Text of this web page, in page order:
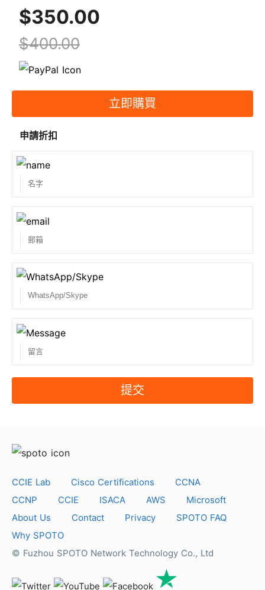
證供應商更改考試中的問題，我們的產品將相應更新。
5.你們的更新是免費的嗎？
我們在您的服務時間內提供免費更新。 我們建議您至少
練習三天題庫。
如果您的服務期屆滿，您可以支付費用以延長您的服務
期
7.題庫格式是什麼？
器上練習書面題庫。
8.如何練習題庫？
每天 24 小時提供研究/審查訪問權限。 付款後我們會
發送一個賬號登錄遠程服務器。
在一些特殊的日子裡，總會有一些特別的折扣。 如果您
有興趣並想購買三種或更多產品，請聯繫
站。
10. 第三方可以從您的網站看到您的客戶信息嗎？
們的系統是完全安全的，我們不會與第三方共享任何信
息。
$350.00
$400.00
立即購買
申請折扣
提交
CCIE Lab Cisco Certifications
CCNA
CCNP
CCIE ISACA AWS
Microsoft
About Us
Contact Privacy
SPOTO FAQ
Why SPOTO
© Fuzhou SPOTO Network Technology Co., Ltd